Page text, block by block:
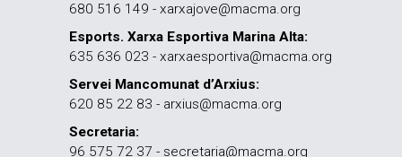
680 516 149 - xarxajove@macma.org
Esports. Xarxa Esportiva Marina Alta:
635 636 023 - xarxaesportiva@macma.org
Servei Mancomunat d’Arxius:
620 85 22 83 - arxius@macma.org
Secretaria:
96 575 72 37 - secretaria@macma.org